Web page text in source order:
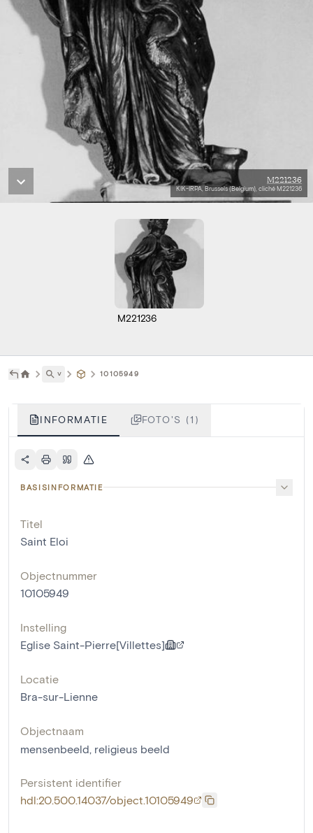
M221236
KIK-IRPA, Brussels (Belgium), cliché M221236
M221236
˅ 10105949
INFORMATIE FOTO'S (1)
BASISINFORMATIE
Titel
Saint Eloi
Objectnummer
10105949
Instelling
Eglise Saint-Pierre[Villettes]
Locatie
Bra-sur-Lienne
Objectnaam
mensenbeeld religieus beeld
Persistent identifier
hdl:20.500.14037/object.10105949